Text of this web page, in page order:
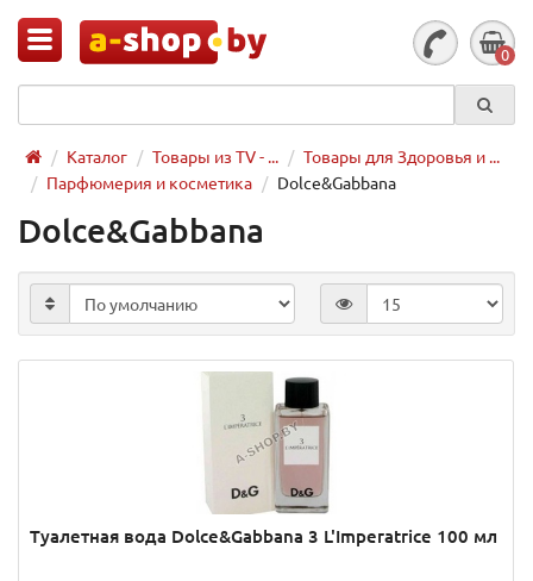
0
Каталог Товары из TV - ...
Товары для Здоровья и ...
Парфюмерия и косметика
Dolce&Gabbana
Dolce&Gabbana
Туалетная вода Dolce&Gabbana 3 L'Imperatrice 100 мл